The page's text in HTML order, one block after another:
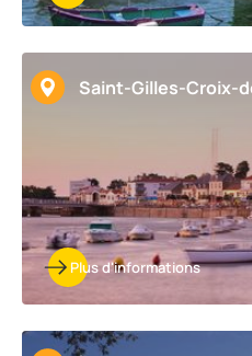
Saint-Gilles-Croix-
Plus d'informations